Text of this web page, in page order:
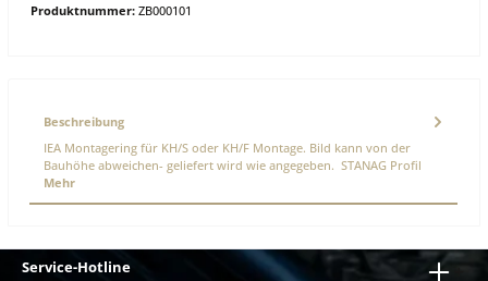
Produktnummer: ZB000101
Beschreibung
IEA Montagering für KH/S oder KH/F Montage. Bild kann von der
Bauhöhe abweichen- geliefert wird wie angegeben. STANAG Profil
Mehr
Service-Hotline